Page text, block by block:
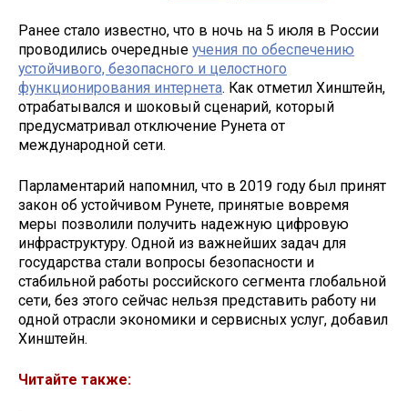
Ранее стало известно, что в ночь на 5 июля в России
проводились очередные учения по обеспечению
устойчивого, безопасного и целостного
функционирования интернета. Как отметил Хинштейн,
отрабатывался и шоковый сценарий, который
предусматривал отключение Рунета от
международной сети.
Парламентарий напомнил, что в 2019 году был принят
закон об устойчивом Рунете, принятые вовремя
меры позволили получить надежную цифровую
инфраструктуру. Одной из важнейших задач для
государства стали вопросы безопасности и
стабильной работы российского сегмента глобальной
сети, без этого сейчас нельзя представить работу ни
одной отрасли экономики и сервисных услуг, добавил
Хинштейн.
Читайте также: